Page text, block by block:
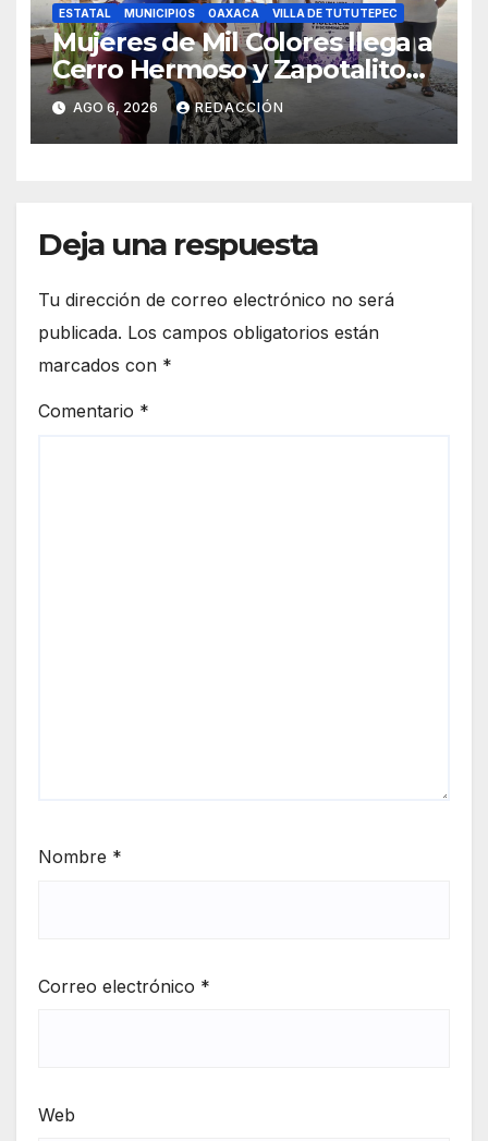
ESTATAL MUNICIPIOS OAXACA VILLA DE TUTUTEPEC
Mujeres de Mil Colores llega a
Cerro Hermoso y Zapotalito
para fortalecer redes de
apoyo y prevenir violencias
AGO 6, 2026 REDACCIÓN
Deja una respuesta
Tu dirección de correo electrónico no será
publicada. Los campos obligatorios están
marcados con *
Comentario *
Nombre *
Correo electrónico *
Web